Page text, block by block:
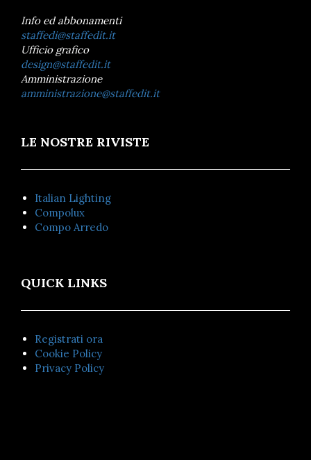
Info ed abbonamenti
staffedi@staffedit.it
Ufficio grafico
design@staffedit.it
Amministrazione
amministrazione@staffedit.it
LE NOSTRE RIVISTE
Italian Lighting
Compolux
Compo Arredo
QUICK LINKS
Registrati ora
Cookie Policy
Privacy Policy